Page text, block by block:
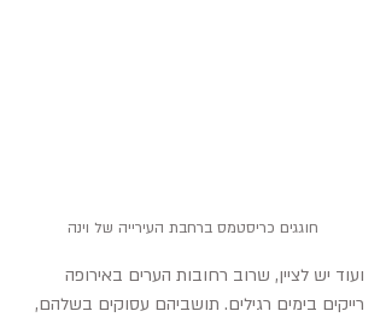
חוגגים כריסטמס ברחבת העירייה של וינה
ועוד יש לציין, שרוב רחובות הערים באירופה
רייקים בימים רגילים. תושביהם עסוקים בשלהם,